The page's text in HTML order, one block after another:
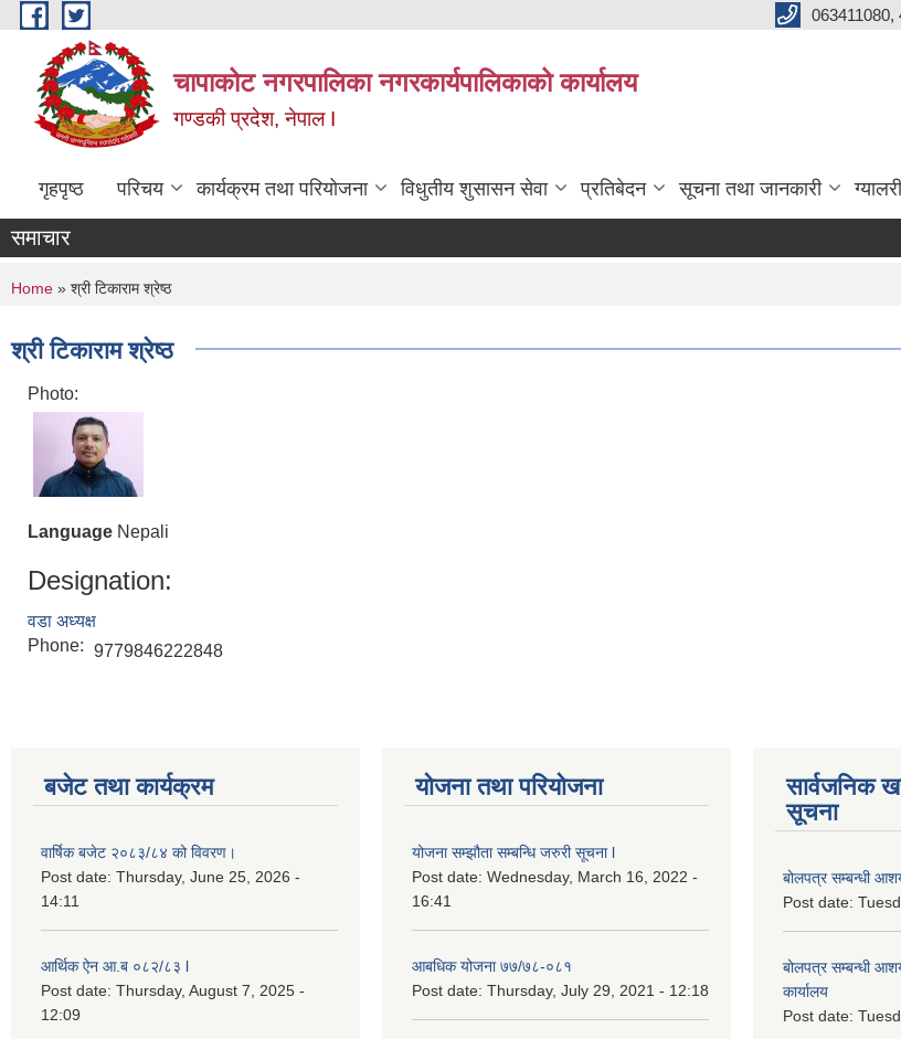
Skip to main content 063411080,
चापाकोट नगरपालिका नगरकार्यपालिकाको कार्यालय
गण्डकी प्रदेश, नेपाल I
गृहपृष्ठ परिचय कार्यक्रम तथा परियोजना विधुतीय शुसासन सेवा प्रतिबेदन सूचना तथा जानकारी ग्यालरी
समाचार
You are here
Home » श्री टिकाराम श्रेष्ठ
श्री टिकाराम श्रेष्ठ
Photo:
Language Nepali
Designation:
वडा अध्यक्ष
Phone: 9779846222848
बजेट तथा कार्यक्रम
वार्षिक बजेट २०८३/८४ को विवरण।
Post date: Thursday, June 25, 2026 -
14:11
आर्थिक ऐन आ.ब ०८२/८३ l
Post date: Thursday, August 7, 2025 -
12:09
योजना तथा परियोजना
योजना सम्झौता सम्बन्धि जरुरी सूचना l
Post date: Wednesday, March 16, 2022 -
16:41
आबधिक योजना ७७/७८-०८१
Post date: Thursday, July 29, 2021 - 12:18
सार्वजनिक
सूचना
बोलपत्र सम्बन्धी
Post date:
बोलपत्र सम्बन्धी
कार्यालय
Post date: